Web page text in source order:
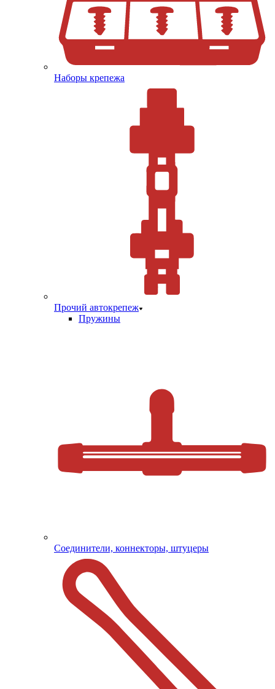
Наборы крепежа
Прочий автокрепеж
Пружины
Соединители, коннекторы, штуцеры